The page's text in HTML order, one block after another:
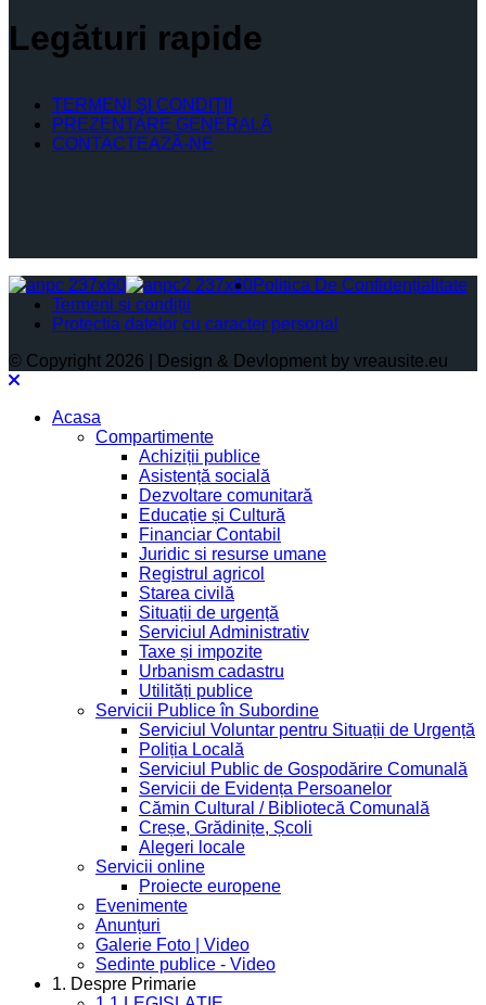
Legături rapide
TERMENI ŞI CONDIŢII
PREZENTARE GENERALĂ
CONTACTEAZĂ-NE
Politica De Confidențialitate
Termeni și condiții
Protectia datelor cu caracter personal
© Copyright 2026 | Design & Devlopment by vreausite.eu
Acasa
Compartimente
Achiziții publice
Asistență socială
Dezvoltare comunitară
Educație și Cultură
Financiar Contabil
Juridic si resurse umane
Registrul agricol
Starea civilă
Situații de urgență
Serviciul Administrativ
Taxe și impozite
Urbanism cadastru
Utilități publice
Servicii Publice în Subordine
Serviciul Voluntar pentru Situații de Urgență
Poliția Locală
Serviciul Public de Gospodărire Comunală
Servicii de Evidența Persoanelor
Cămin Cultural / Bibliotecă Comunală
Creșe, Grădinițe, Școli
Alegeri locale
Servicii online
Proiecte europene
Evenimente
Anunțuri
Galerie Foto | Video
Sedinte publice - Video
1. Despre Primarie